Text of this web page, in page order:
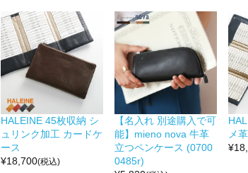
HALEINE 45枚収納 シ
ュリンク加工 カードケ
ース
¥18,700(税込)
【名入れ 別途購入で可
能】mieno nova 牛革
立つペンケース (0700
0485r)
メ
¥